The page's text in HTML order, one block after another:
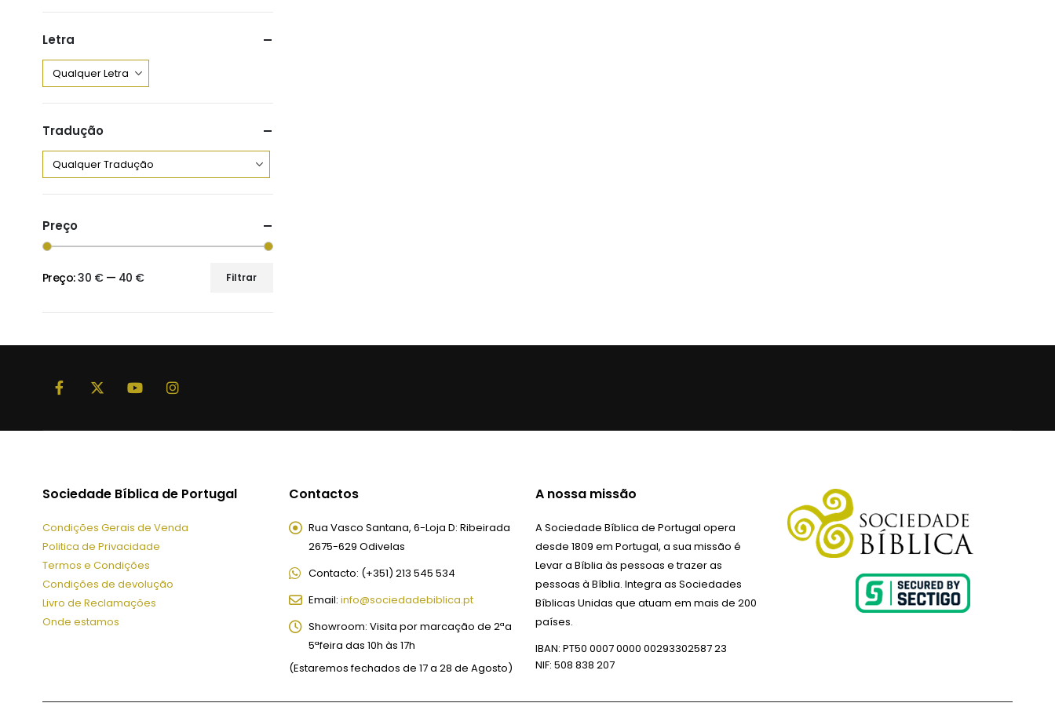
Letra
Tradução
Preço
Preço
mínimo
Preço
máximo
Filtrar
Preço:30 €— 40 €
Sociedade Bíblica de Portugal
Condições Gerais de Venda
Politica de Privacidade
Termos e Condições
Condições de devolução
Livro de Reclamações
Onde estamos
Contactos
Rua Vasco Santana, 6-Loja D: Ribeirada
2675-629 Odivelas
Contacto: (+351) 213 545 534
Email: info@sociedadebiblica.pt
Showroom: Visita por marcação de 2ªa
5ªfeira das 10h às 17h
(Estaremos fechados de 17 a 28 de Agosto)
A nossa missão
A Sociedade Bíblica de Portugal opera
desde 1809 em Portugal, a sua missão é
Levar a Bíblia às pessoas e trazer as
pessoas à Bíblia. Integra as Sociedades
Bíblicas Unidas que atuam em mais de 200
países.
IBAN: PT50 0007 0000 00293302587 23
NIF: 508 838 207